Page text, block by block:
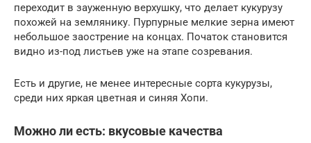
переходит в зауженную верхушку, что делает кукурузу
похожей на землянику. Пурпурные мелкие зерна имеют
небольшое заострение на концах. Початок становится
видно из-под листьев уже на этапе созревания.
Есть и другие, не менее интересные сорта кукурузы,
среди них яркая цветная и синяя Хопи.
Можно ли есть: вкусовые качества